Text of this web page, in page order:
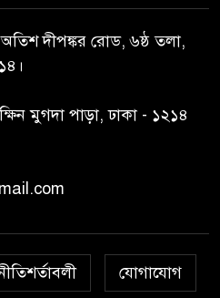
শেষ পর্যায়ে, দ্রুত চার্জশিট
মধ্যে ঢাকাসহ ১০ অঞ্চলে
পূর্বাভাস
সঙ্গে দেখা করে স্বপ্নপূরণ
আগস্ট রাষ্ট্রপতি নির্বাচন,
দীপঙ্কর রোড, ৬ষ্ঠ তলা,
মুগদা পাড়া, ঢাকা - ১২১৪
যোগাযোগ